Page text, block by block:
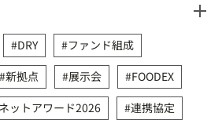
DRY
ファンド組成
新拠点 展示会
FOODEX
ットアワード2026
連携協定